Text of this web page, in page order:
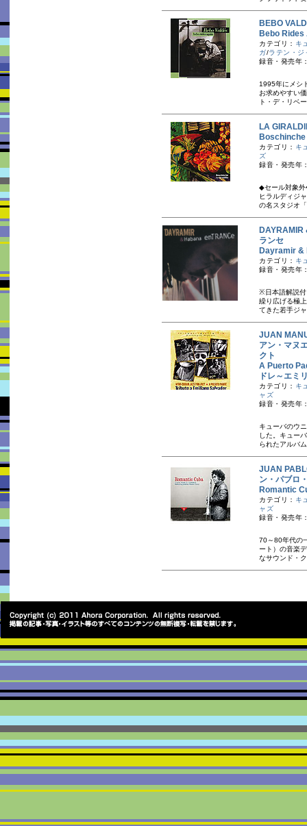
BEBO
Bebo
カテゴリ： キ
ガ/ラテン・ジ
録音・発売年
1995年にメシ
お求めやすい
ト・デ・リベ
LA
カテゴリ： キ
ズ
録音・発売年
◆セール対象外
ヒラルディジ
の名スタジオ
ランセ
Dayramir &
カテゴリ： キ
録音・発売年
※日本語解説付
繰り広げる極
てきた若手ジ
JUAN
アン・マヌ
クト
A Puerto
ドレ～エミ
カテゴリ： キ
ャズ
録音・発売年
キューバのウ
した。キュー
られたアルバ
JUAN
ン・パブロ
Romantic
カテゴリ： キ
ャズ
録音・発売年
70～80年代の
ート）の音楽
なサウンド・